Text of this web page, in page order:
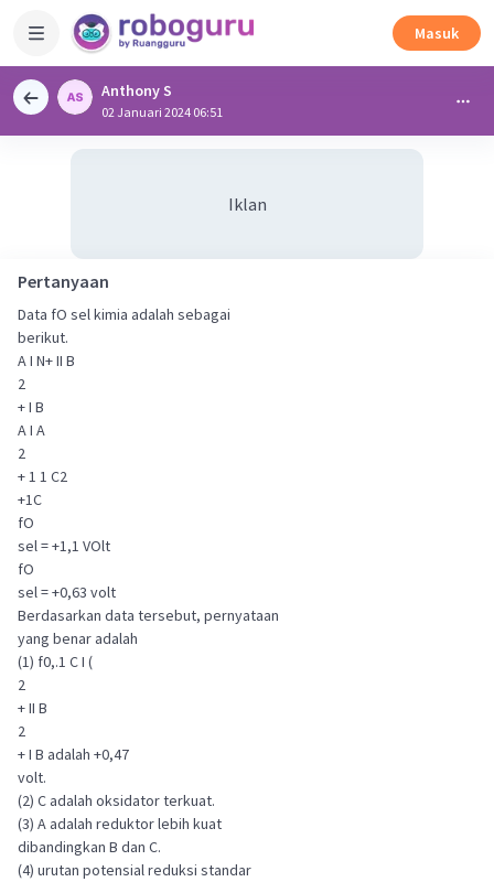
Masuk
Anthony S
02 Januari 2024 06:51
Iklan
Pertanyaan
Data fO sel kimia adalah sebagai
berikut.
A I N+ II B
2
+ I B
A I A
2
+ 1 1 C2
+1C
fO
sel = +1,1 VOlt
fO
sel = +0,63 volt
Berdasarkan data tersebut, pernyataan
yang benar adalah
(1) f0,.1 C I (
2
+ II B
2
+ I B adalah +0,47
volt.
(2) C adalah oksidator terkuat.
(3) A adalah reduktor lebih kuat
dibandingkan B dan C.
(4) urutan potensial reduksi standar